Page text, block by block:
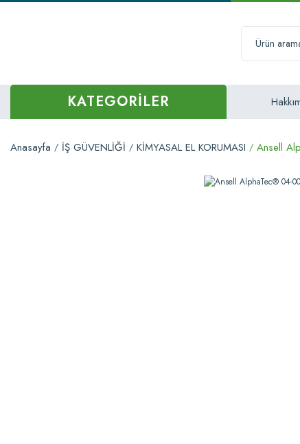
KATEGORİLER
Anasayfa İŞ GÜVENLİĞİ KİMYASAL EL KORUMASI Ansell